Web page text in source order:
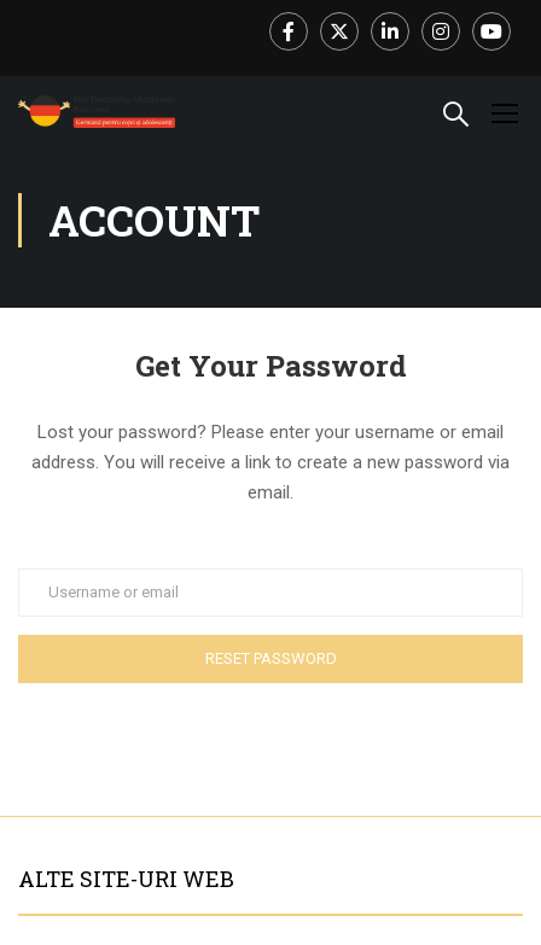
ACCOUNT
Get Your Password
Lost your password? Please enter your username or email
address. You will receive a link to create a new password via
email.
ALTE SITE-URI WEB